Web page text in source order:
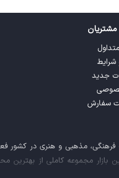
شرایط
جدید
سفارش
فرهنگی، مذهبی و هنری در کشور
بازار مجموعه کاملی از بهترین